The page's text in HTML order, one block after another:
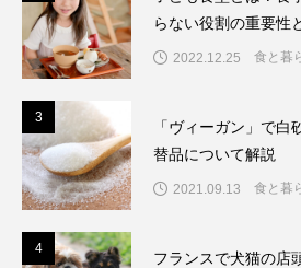
らない役割の重要性
2022.12.25 食と暮
3
「ヴィーガン」で
替品について解説
2021.09.13 食と暮
4
フランスで犬猫の店